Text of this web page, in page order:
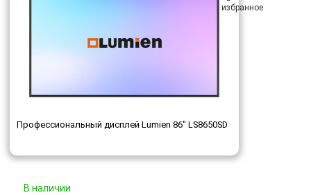
Профессиональный дисплей Lumien 86" LS8650SD
В наличии